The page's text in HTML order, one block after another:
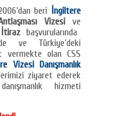
beri İngiltere
Vizesi ve
başvurularında
ve Türkiye’deki
vermekte olan CSS
Vizesi Danışmanlık
ziyaret ederek
hizmeti